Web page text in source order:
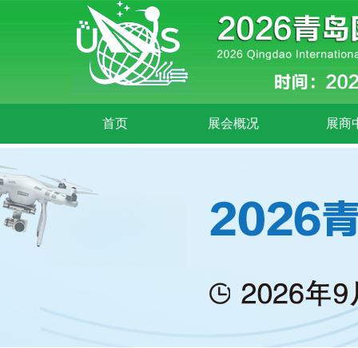
首页 展会概况 展商